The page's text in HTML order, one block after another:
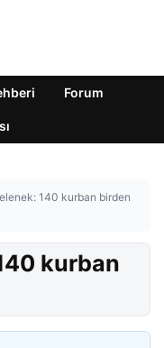
Forum
140 kurban birden
kurban